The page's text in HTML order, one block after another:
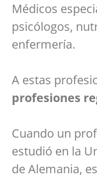
Médicos
psicólogos,
enfermería.
A estas
profesiones
Cuando un
estudió en la
de Alemania,